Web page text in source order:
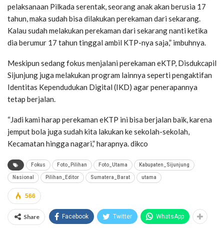
pelaksanaan Pilkada serentak, seorang anak akan berusia 17
tahun, maka sudah bisa dilakukan perekaman dari sekarang.
Kalau sudah melakukan perekaman dari sekarang nanti ketika
dia berumur 17 tahun tinggal ambil KTP-nya saja,” imbuhnya.
Meskipun sedang fokus menjalani perekaman eKTP, Disdukcapil
Sijunjung juga melakukan program lainnya seperti pengaktifan
Identitas Kependudukan Digital (IKD) agar penerapannya
tetap berjalan.
“Jadi kami harap perekaman eKTP ini bisa berjalan baik, karena
jemput bola juga sudah kita lakukan ke sekolah-sekolah,
Kecamatan hingga nagari,” harapnya. dikco
Fokus Foto_Pilihan Foto_Utama Kabupaten_Sijunjung
Nasional Pilihan_Editor Sumatera_Barat utama
566
Share Facebook Twitter WhatsApp